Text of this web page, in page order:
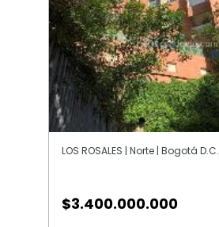
LOS ROSALES | Norte | Bogotá D.C.
$3.400.000.000